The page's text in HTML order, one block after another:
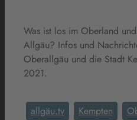
Was ist los im Oberland
Allgäu? Infos und
Oberallgäu und die Stadt
2021.
allgäu.tv Kempten